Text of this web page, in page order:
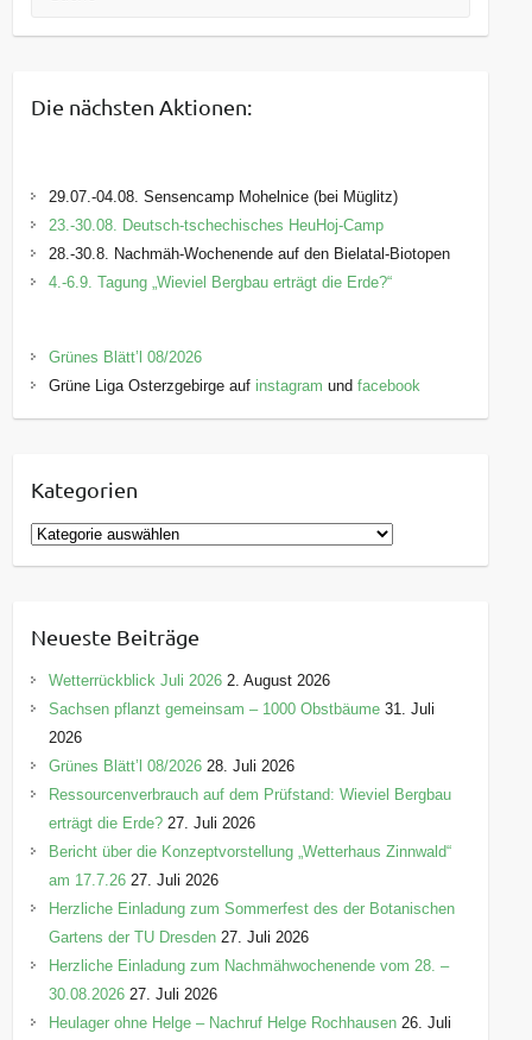
Die nächsten Aktionen:
29.07.-04.08. Sensencamp Mohelnice (bei Müglitz)
23.-30.08. Deutsch-tschechisches HeuHoj-Camp
28.-30.8. Nachmäh-Wochenende auf den Bielatal-Biotopen
4.-6.9. Tagung „Wieviel Bergbau erträgt die Erde?“
Grünes Blätt’l 08/2026
Grüne Liga Osterzgebirge auf instagram undfacebook
Kategorien
K
a
g
o
r
e
n
Neueste Beiträge
Wetterrückblick Juli 2026 2. August 2026
Sachsen pflanzt gemeinsam – 1000 Obstbäume 31. Juli
2026
Grünes Blätt’l 08/2026 28. Juli 2026
Ressourcenverbrauch auf dem Prüfstand: Wieviel Bergbau
erträgt die Erde? 27. Juli 2026
Bericht über die Konzeptvorstellung „Wetterhaus Zinnwald“
am 17.7.26 27. Juli 2026
Herzliche Einladung zum Sommerfest des der Botanischen
Gartens der TU Dresden 27. Juli 2026
Herzliche Einladung zum Nachmähwochenende vom 28. –
30.08.2026 27. Juli 2026
Heulager ohne Helge – Nachruf Helge Rochhausen 26. Juli